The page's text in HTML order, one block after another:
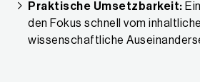
Praktische Umsetzbarkeit:
den Fokus schnell vom
wissenschaftliche